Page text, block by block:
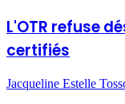
L'OTR refuse
certifiés
Jacqueline Estelle